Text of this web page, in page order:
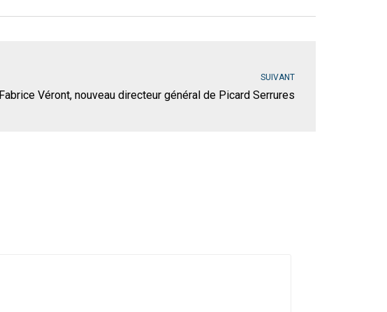
SUIVANT
Fabrice Véront, nouveau directeur général de Picard Serrures